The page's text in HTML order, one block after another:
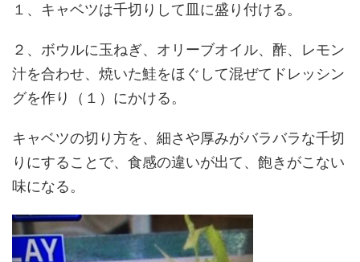
１、キャベツは千切りして皿に盛り付ける。
２、ボウルに玉ねぎ、オリーブオイル、酢、レモン
汁を合わせ、焼いた鮭をほぐして混ぜてドレッシン
グを作り（１）にかける。
キャベツの切り方を、細さや厚みがバラバラな千切
りにすることで、食感の違いが出て、飽きがこない
味になる。